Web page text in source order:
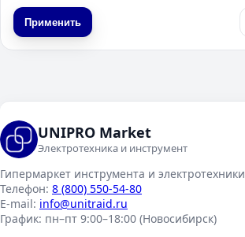
Применить
UNIPRO Market
Электротехника и инструмент
Гипермаркет инструмента и электротехники
Телефон: 8 (800) 550-54-80
E-mail: info@unitraid.ru
График: пн–пт 9:00–18:00 (Новосибирск)